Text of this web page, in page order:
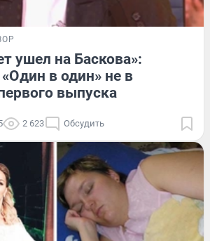
ушел на Баскова»:
в один» не в
выпуска
2 623 Обсудить